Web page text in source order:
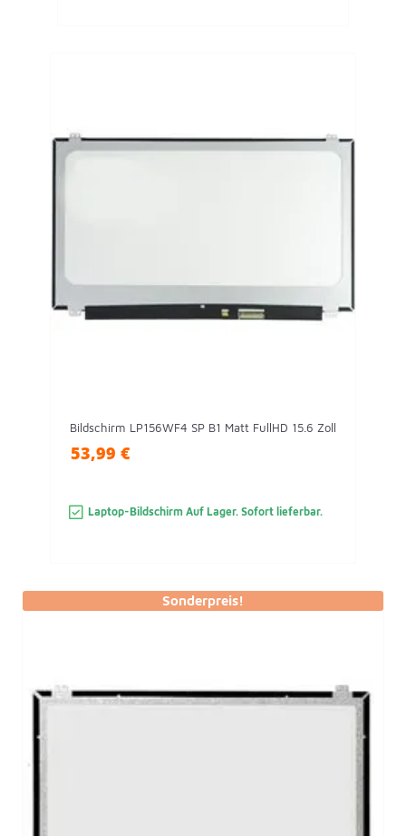
Bildschirm LP156WF4 SP B1 Matt FullHD 15.6 Zoll
53,99 €
Laptop-Bildschirm Auf Lager. Sofort lieferbar.
Sonderpreis!